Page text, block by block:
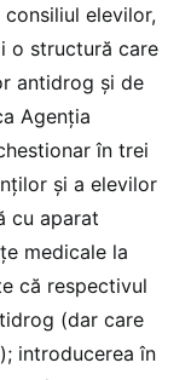
elevilor,
o structură care
antidrog şi de
Agenţia
în trei
şi a elevilor
cu aparat
medicale la
că respectivul
(dar care
introducerea în